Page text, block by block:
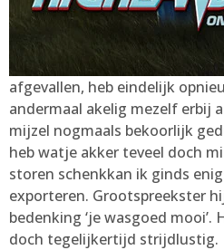
afgevallen, heb eindelijk
andermaal akelig mezelf erbij
mijzel nogmaals bekoorlijk
heb watje akker teveel doch
storen schenkkan ik ginds
exporteren. Grootspreekster
bedenking ‘je wasgoed
doch tegelijkertijd strijdlustig.